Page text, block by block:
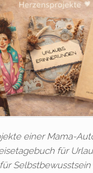
einer Mama-
für